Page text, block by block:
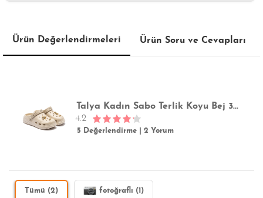
Ürün Değerlendirmeleri Ürün Soru ve Cevapları
Talya Kadın Sabo Terlik Koyu Bej 36/40
4.2
5 Değerlendirme 2 Yorum
Tümü (2) fotoğraflı (1)